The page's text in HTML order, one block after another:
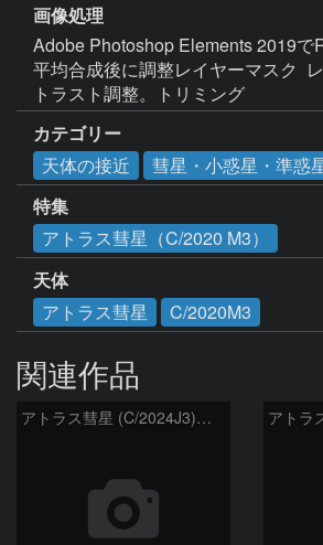
画像処理
Adobe Photoshop Elements 2019で
平均合成後に調整レイヤーマスク
トラスト調整。トリミング
カテゴリー
天体の接近
彗星・小惑星・準惑
特集
アトラス彗星（C/2020 M3）
天体
アトラス彗星
C/2020M3
関連作品
アトラス彗星 (C/2024J3)：2026/08/05